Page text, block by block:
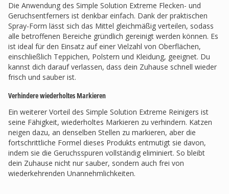
Die Anwendung des Simple Solution Extreme Flecken- und
Geruchsentferners ist denkbar einfach. Dank der praktischen
Spray-Form lässt sich das Mittel gleichmäßig verteilen, sodass
alle betroffenen Bereiche gründlich gereinigt werden können. Es
ist ideal für den Einsatz auf einer Vielzahl von Oberflächen,
einschließlich Teppichen, Polstern und Kleidung, geeignet. Du
kannst dich darauf verlassen, dass dein Zuhause schnell wieder
frisch und sauber ist.
Verhindere wiederholtes Markieren
Ein weiterer Vorteil des Simple Solution Extreme Reinigers ist
seine Fähigkeit, wiederholtes Markieren zu verhindern. Katzen
neigen dazu, an denselben Stellen zu markieren, aber die
fortschrittliche Formel dieses Produkts entmutigt sie davon,
indem sie die Geruchsspuren vollständig eliminiert. So bleibt
dein Zuhause nicht nur sauber, sondern auch frei von
wiederkehrenden Unannehmlichkeiten.